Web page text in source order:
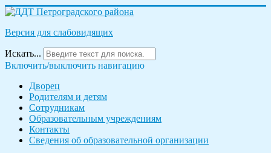
Версия для слабовидящих
Искать...
Включить/выключить навигацию
Дворец
Родителям и детям
Сотрудникам
Образовательным учреждениям
Контакты
Сведения об образовательной организации